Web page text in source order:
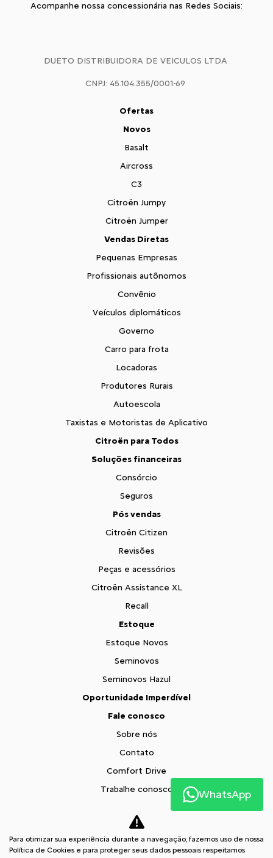
Acompanhe nossa concessionária nas Redes Sociais:
DUETO DISTRIBUIDORA DE VEICULOS LTDA
CNPJ: 45.104.355/0001-69
Ofertas
Novos
Basalt
Aircross
C3
Citroën Jumpy
Citroën Jumper
Vendas Diretas
Pequenas Empresas
Profissionais autônomos
Convênio
Veículos diplomáticos
Governo
Carro para frota
Locadoras
Produtores Rurais
Autoescola
Taxistas e Motoristas de Aplicativo
Citroën para Todos
Soluções financeiras
Consórcio
Seguros
Pós vendas
Citroën Citizen
Revisões
Peças e acessórios
Citroën Assistance XL
Recall
Estoque
Estoque Novos
Seminovos
Seminovos Hazul
Oportunidade Imperdível
Fale conosco
Sobre nós
Contato
Comfort Drive
Trabalhe conosco
Política de privacidade
XTR
Comparativo
WhatsApp
Para otimizar sua experiência durante a navegação, fazemos uso de nossa
Política de Cookies e para proteger seus dados pessoais respeitamos